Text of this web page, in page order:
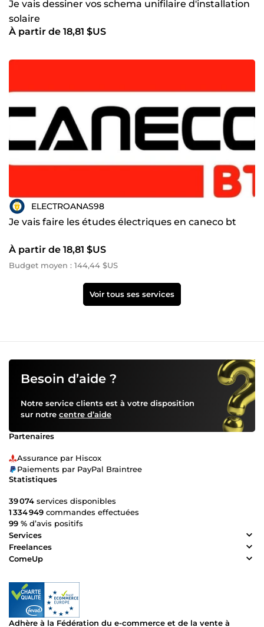
Je vais dessiner vos schema unifilaire d'installation
solaire
À partir de 18,81 $US
ELECTROANAS98
Je vais faire les études électriques en caneco bt
À partir de 18,81 $US
Budget moyen : 144,44 $US
Voir tous ses services
Besoin d’aide ?
Notre service clients est à votre disposition
sur notre centre d’aide
Partenaires
Assurance par Hiscox
Paiements par PayPal Braintree
Statistiques
39 074 services disponibles
1 334 949 commandes effectuées
99 % d’avis positifs
Services
Freelances
ComeUp
Adhère à la Fédération du e-commerce et de la vente à